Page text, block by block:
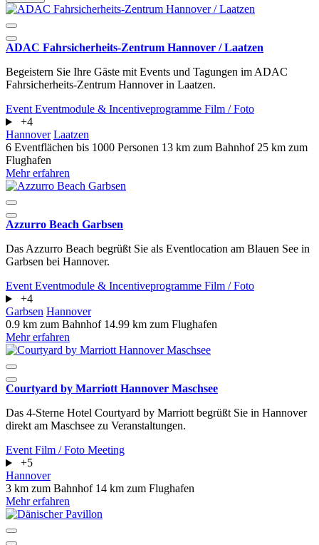
ADAC Fahrsicherheits-Zentrum Hannover / Laatzen
Begeistern Sie Ihre Gäste mit Events und Tagungen im ADAC
Fahrsicherheits-Zentrum Hannover in Laatzen.
Event Eventmodule & Incentiveprogramme Film / Foto
+4
Hannover Laatzen
6 Eventflächen bis 1000 Personen 13 km zum Bahnhof 25 km zum
Flughafen
Mehr erfahren
Azzurro Beach Garbsen
Das Azzurro Beach begrüßt Sie als Eventlocation am Blauen See in
Garbsen bei Hannover.
Event Eventmodule & Incentiveprogramme Film / Foto
+4
Garbsen Hannover
0.9 km zum Bahnhof 14.99 km zum Flughafen
Mehr erfahren
Courtyard by Marriott Hannover Maschsee
Das 4-Sterne Hotel Courtyard by Marriott begrüßt Sie in Hannover
direkt am Maschsee zu Veranstaltungen.
Event Film / Foto Meeting
+5
Hannover
3 km zum Bahnhof 14 km zum Flughafen
Mehr erfahren